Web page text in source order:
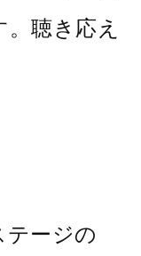
聴き応え
テージの